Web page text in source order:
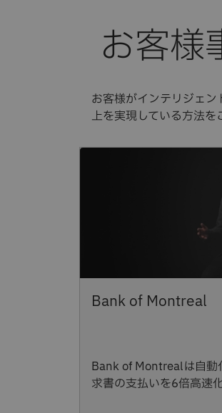
お客様がインテリジェ
上を実現している方法を
Bank of Montrealは自動
求書の支払いを6倍高速化